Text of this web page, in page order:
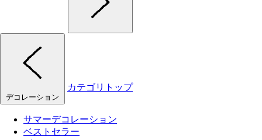
デコレーション
カテゴリトップ
サマーデコレーション
ベストセラー